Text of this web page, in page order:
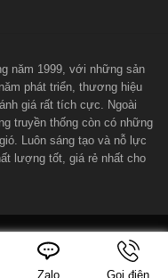
năm 1999, với những sản
phát triển, thương hiệu
giá rất tích cực. Ngoài
truyền thống còn có những
Luôn sáng tạo và nỗ lực
lượng tốt, giá rẻ nhất cho
Zalo Gọi điện